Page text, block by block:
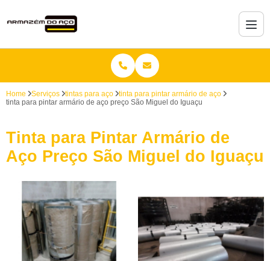
Home Serviços tintas para aço
tinta para pintar armário de aço
tinta para pintar armário de aço preço São Miguel do Iguaçu
Tinta para Pintar Armário de
Aço Preço São Miguel do Iguaçu